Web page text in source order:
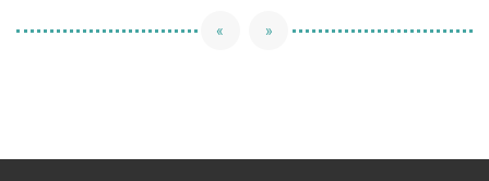
« »